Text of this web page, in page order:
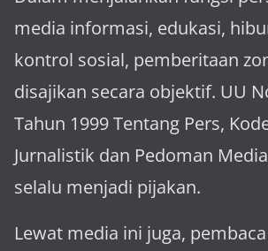
media informasi, edukasi,
kontrol sosial, pemberitaan
disajikan secara objektif. UU
Tahun 1999 Tentang Pers,
Jurnalistik dan Pedoman
selalu menjadi pijakan.
Lewat media ini juga,